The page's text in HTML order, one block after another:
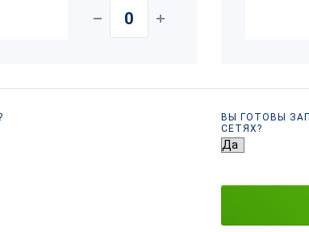
ВЫ ГОТОВЫ
СЕТЯХ?